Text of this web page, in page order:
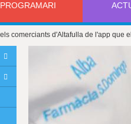
PROGRAMARI
comerciants d'Altafulla de l'app que